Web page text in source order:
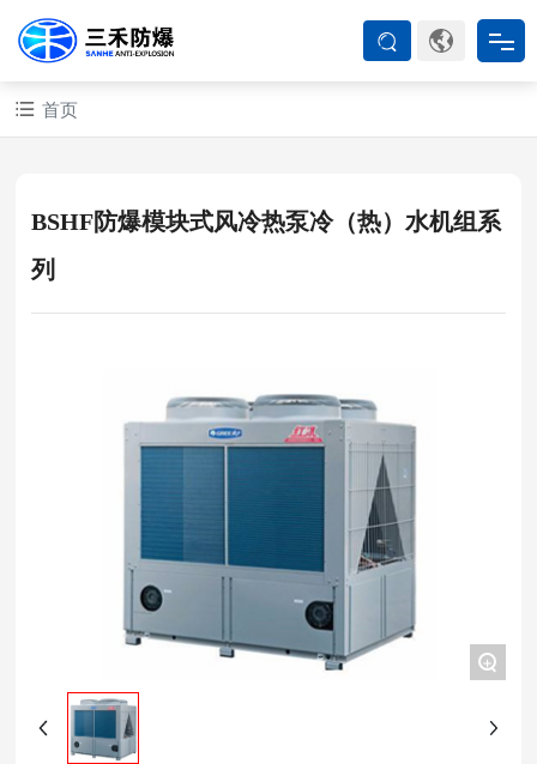
首页
ATEX系列
联系我们
首页
BSHF防爆模块式风冷热泵冷（热）水机组系
列
+